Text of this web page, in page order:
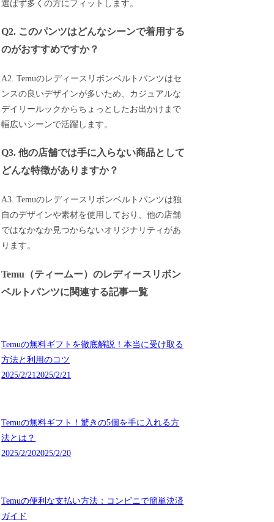
選ばず多くの方にフィットします。
Q2. このパンツはどんなシーンで着用する
のがおすすめですか？
A2. Temuのレディースリボンベルトパンツはセ
ンスの良いデザインが多いため、カジュアルな
デイリールックからちょっとしたお出かけまで
幅広いシーンで活躍します。
Q3. 他の店舗では手に入らない商品として
どんな特徴がありますか？
A3. Temuのレディースリボンベルトパンツは独
自のデザインや素材を使用しており、他の店舗
ではなかなか見つからないオリジナリティがあ
ります。
Temu（ティームー）のレディースリボン
ベルトパンツに関連する記事一覧
Temuの無料ギフトを徹底解説！本当に受け取る
方法と利用のコツ
2025/2/212025/2/21
Temuの無料ギフト！驚きの5個を手に入れる方
法とは？
2025/2/202025/2/20
Temuの便利な支払い方法：コンビニで簡単決済
ガイド